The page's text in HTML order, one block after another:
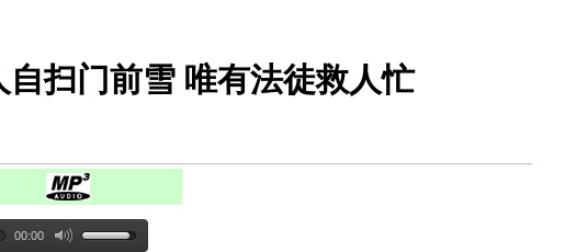
扫门前雪 唯有法徒救人忙
00:00